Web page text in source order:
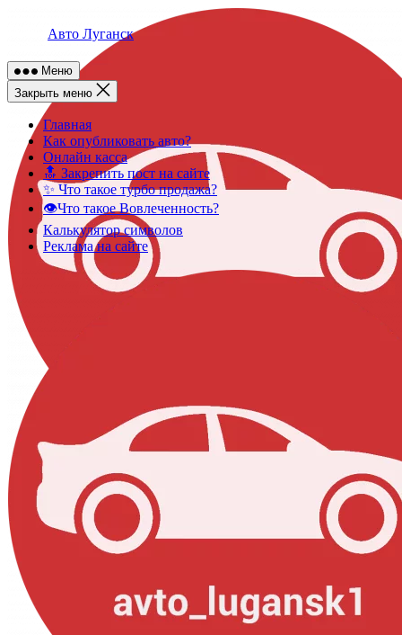
Авто Луганск
Меню
Закрыть меню
Главная
Как опубликовать авто?
Онлайн касса
🔝 Закрепить пост на сайте
✨ Что такое турбо продажа?
👁️Что такое Вовлеченность?
Калькулятор символов
Реклама на сайте